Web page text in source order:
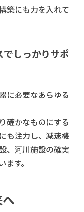
築にも力を入れて
でしっかりサポ
に必要なあらゆる
確かなものにする
も注力し、減速機
、河川施設の確実
す。